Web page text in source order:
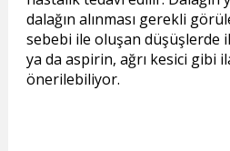
dalağın alınması gerekli
sebebi ile oluşan düşüşlerde
ya da aspirin, ağrı kesici gibi
önerilebiliyor.